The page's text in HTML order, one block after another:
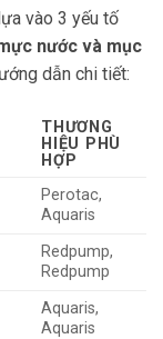
vào 3 yếu tố
nước và mục
dẫn chi tiết:
THƯƠNG
HIỆU PHÙ
HỢP
Perotac,
Aquaris
Redpump,
Redpump
Aquaris,
Aquaris